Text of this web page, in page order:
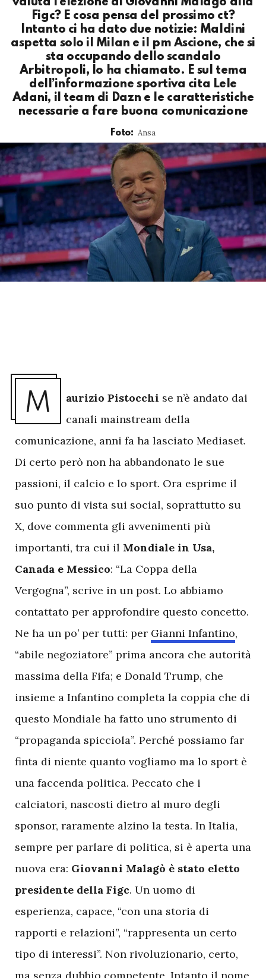
valuta l’elezione di Giovanni Malagò alla
Figc? E cosa pensa del prossimo ct?
Intanto ci ha dato due notizie: Maldini
aspetta solo il Milan e il pm Ascione, che si
sta occupando dello scandalo
Arbitropoli, lo ha chiamato. E sul tema
dell’informazione sportiva cita Lele
Adani, il team di Dazn e le caratteristiche
necessarie a fare buona comunicazione
Foto: Ansa
M aurizio Pistocchi se n’è andato dai
canali mainstream della
comunicazione, anni fa ha lasciato Mediaset.
Di certo però non ha abbandonato le sue
passioni, il calcio e lo sport. Ora esprime il
suo punto di vista sui social, soprattutto su
X, dove commenta gli avvenimenti più
importanti, tra cui il Mondiale in Usa,
Canada e Messico: “La Coppa della
Vergogna”, scrive in un post. Lo abbiamo
contattato per approfondire questo concetto.
Ne ha un po’ per tutti: per Gianni Infantino,
“abile negoziatore” prima ancora che autorità
massima della Fifa; e Donald Trump, che
insieme a Infantino completa la coppia che di
questo Mondiale ha fatto uno strumento di
“propaganda spicciola”. Perché possiamo far
finta di niente quanto vogliamo ma lo sport è
una faccenda politica. Peccato che i
calciatori, nascosti dietro al muro degli
sponsor, raramente alzino la testa. In Italia,
sempre per parlare di politica, si è aperta una
nuova era: Giovanni Malagò è stato eletto
presidente della Figc. Un uomo di
esperienza, capace, “con una storia di
rapporti e relazioni”, “rappresenta un certo
tipo di interessi”. Non rivoluzionario, certo,